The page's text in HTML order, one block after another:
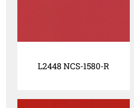
L2448 NCS-1580-R